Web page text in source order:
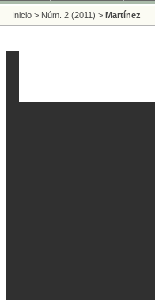
Inicio > Núm. 2 (2011) > Martínez